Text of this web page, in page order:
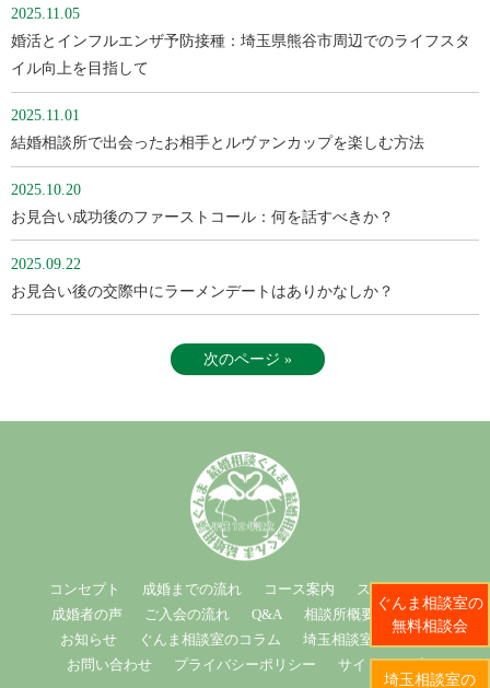
2025.11.05
婚活とインフルエンザ予防接種：埼玉県熊谷市周辺でのライフスタ
イル向上を目指して
2025.11.01
結婚相談所で出会ったお相手とルヴァンカップを楽しむ方法
2025.10.20
お見合い成功後のファーストコール：何を話すべきか？
2025.09.22
お見合い後の交際中にラーメンデートはありかなしか？
次のページ »
コンセプト 成婚までの流れ コース案内
スタッフ紹介
成婚者の声
ご入会の流れ Q&A 相談所概要
ブログ
お知らせ
ぐんま相談室のコラム
埼玉相談室のコラム
お問い合わせ
プライバシーポリシー サイトマップ
ぐんま相談室の
無料相談会
埼玉相談室の